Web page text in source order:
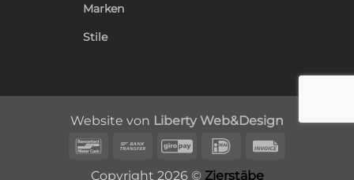
Marken
Stile
Website von Liberty Web&Design
Bancontact
Bank
GiroPay IDeal
Copyright 2026 © Zierstäbe